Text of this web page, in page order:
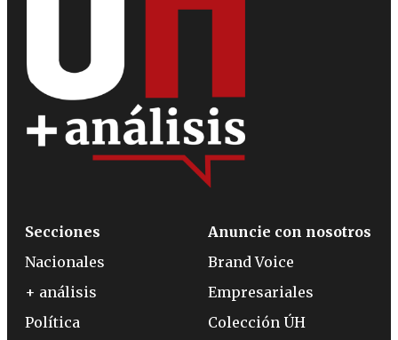
Secciones
Nacionales
+ análisis
Política
Anuncie con nosotros
Brand Voice
Empresariales
Colección ÚH